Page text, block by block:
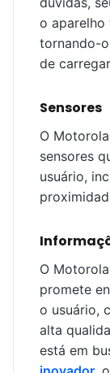
o aparelho
tornando-
de
Sensores
O
sensores
usuário,
O
promete
o usuário,
alta
está em